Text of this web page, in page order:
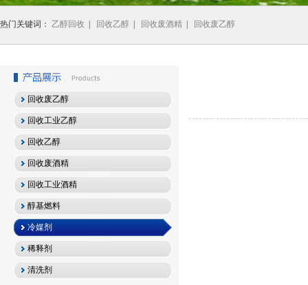
热门关键词： 乙醇回收 回收乙醇 回收废酒精 回收废乙醇
回收废乙醇
回收工业乙醇
回收乙醇
回收废酒精
回收工业酒精
醇基燃料
冷媒剂
稀释剂
清洗剂